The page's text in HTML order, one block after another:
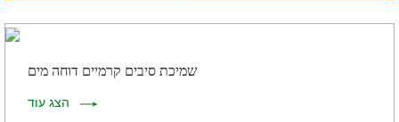
שמיכת סיבים קרמיים דוחה מים
הצג עוד